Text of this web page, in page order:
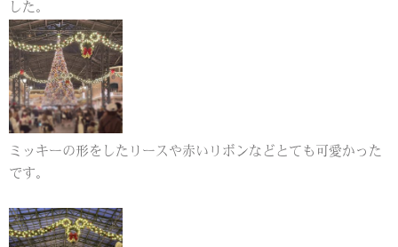
した。
ミッキーの形をしたリースや赤いリボンなどとても可愛かった
です。